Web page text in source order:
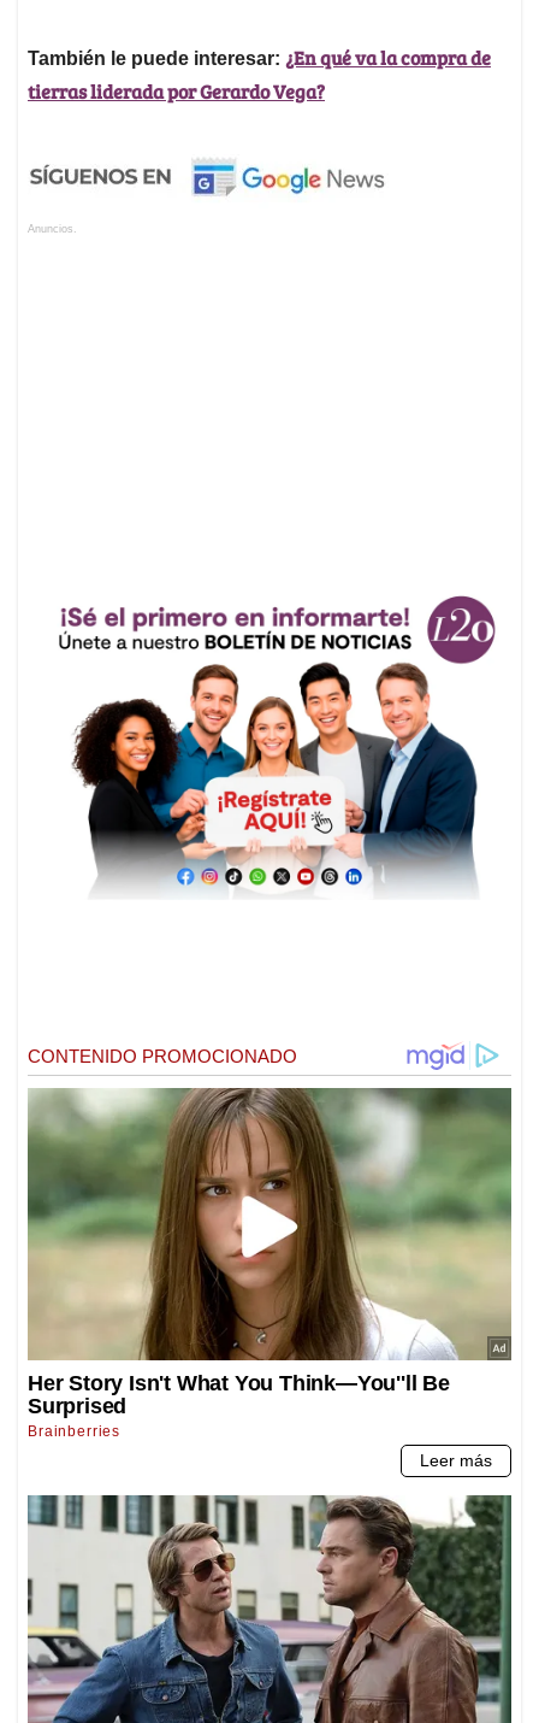
También le puede interesar: ¿En qué va la compra de
tierras liderada por Gerardo Vega?
Anuncios.